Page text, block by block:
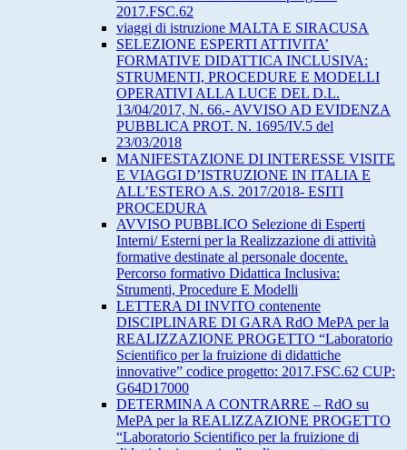
2017.FSC.62
viaggi di istruzione MALTA E SIRACUSA
SELEZIONE ESPERTI ATTIVITA’
FORMATIVE DIDATTICA INCLUSIVA:
STRUMENTI, PROCEDURE E MODELLI
OPERATIVI ALLA LUCE DEL D.L.
13/04/2017, N. 66.- AVVISO AD EVIDENZA
PUBBLICA PROT. N. 1695/IV.5 del
23/03/2018
MANIFESTAZIONE DI INTERESSE VISITE
E VIAGGI D’ISTRUZIONE IN ITALIA E
ALL’ESTERO A.S. 2017/2018- ESITI
PROCEDURA
AVVISO PUBBLICO Selezione di Esperti
Interni/ Esterni per la Realizzazione di attività
formative destinate al personale docente.
Percorso formativo Didattica Inclusiva:
Strumenti, Procedure E Modelli
LETTERA DI INVITO contenente
DISCIPLINARE DI GARA RdO MePA per la
REALIZZAZIONE PROGETTO “Laboratorio
Scientifico per la fruizione di didattiche
innovative” codice progetto: 2017.FSC.62 CUP:
G64D17000
DETERMINA A CONTRARRE – RdO su
MePA per la REALIZZAZIONE PROGETTO
“Laboratorio Scientifico per la fruizione di